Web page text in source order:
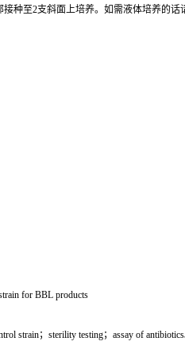
种至2支斜面上培养。如需液体培养的话
for BBL products
strain；sterility testing；assay of antibiotics